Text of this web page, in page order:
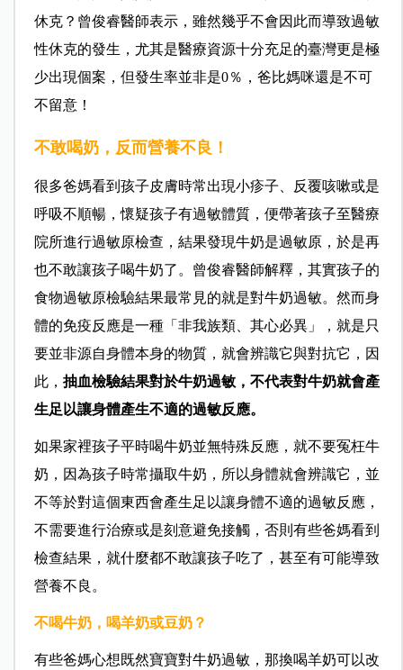
休克？曾俊睿醫師表示，雖然幾乎不會因此而導致過敏
性休克的發生，尤其是醫療資源十分充足的臺灣更是極
少出現個案，但發生率並非是0％，爸比媽咪還是不可
不留意！
不敢喝奶，反而營養不良！
很多爸媽看到孩子皮膚時常出現小疹子、反覆咳嗽或是
呼吸不順暢，懷疑孩子有過敏體質，便帶著孩子至醫療
院所進行過敏原檢查，結果發現牛奶是過敏原，於是再
也不敢讓孩子喝牛奶了。曾俊睿醫師解釋，其實孩子的
食物過敏原檢驗結果最常見的就是對牛奶過敏。然而身
體的免疫反應是一種「非我族類、其心必異」，就是只
要並非源自身體本身的物質，就會辨識它與對抗它，因
此， 抽血檢驗結果對於牛奶過敏，不代表對牛奶就會產
生足以讓身體產生不適的過敏反應。
如果家裡孩子平時喝牛奶並無特殊反應，就不要冤枉牛
奶，因為孩子時常攝取牛奶，所以身體就會辨識它，並
不等於對這個東西會產生足以讓身體不適的過敏反應，
不需要進行治療或是刻意避免接觸，否則有些爸媽看到
檢查結果，就什麼都不敢讓孩子吃了，甚至有可能導致
營養不良。
不喝牛奶，喝羊奶或豆奶？
有些爸媽心想既然寶寶對牛奶過敏，那換喝羊奶可以改